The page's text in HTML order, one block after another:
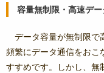
容量無制限・高速デ
データ容量が無制限で
頻繁にデータ通信をおこ
すすめです。しかし、無